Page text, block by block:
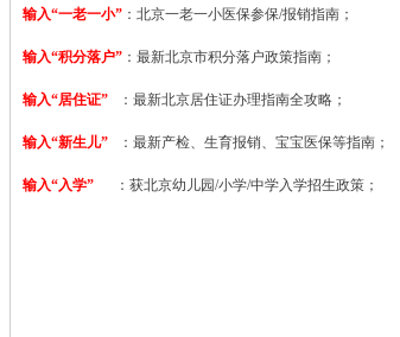
输入“一老一小” ：北京一老一小医保参保/报销指南；
输入“积分落户” ：最新北京市积分落户政策指南；
输入“居住证” ：最新北京居住证办理指南全攻略；
输入“新生儿” ：最新产检、生育报销、宝宝医保等指南；
输入“入学” ：获北京幼儿园/小学/中学入学招生政策；